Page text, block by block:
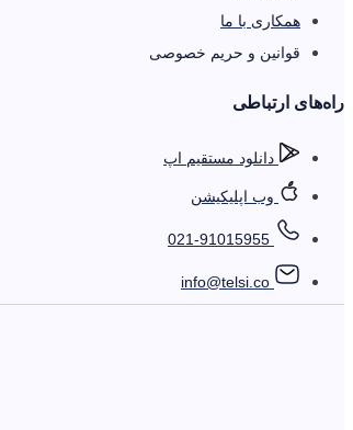
همکاری با ما
قوانین و حریم خصوصی
را‌ه‌های ارتباطی
دانلود مستقیم اپ
وب اپلیکیشن
021-91015955
info@telsi.co